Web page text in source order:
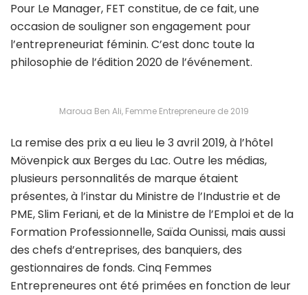
Pour Le Manager, FET constitue, de ce fait, une
occasion de souligner son engagement pour
l’entrepreneuriat féminin. C’est donc toute la
philosophie de l’édition 2020 de l’événement.
Maroua Ben Ali, Femme Entrepreneure de 2019
La remise des prix a eu lieu le 3 avril 2019, à l’hôtel
Mövenpick aux Berges du Lac. Outre les médias,
plusieurs personnalités de marque étaient
présentes, à l’instar du Ministre de l’Industrie et de
PME, Slim Feriani, et de la Ministre de l’Emploi et de la
Formation Professionnelle, Saïda Ounissi, mais aussi
des chefs d’entreprises, des banquiers, des
gestionnaires de fonds. Cinq Femmes
Entrepreneures ont été primées en fonction de leur